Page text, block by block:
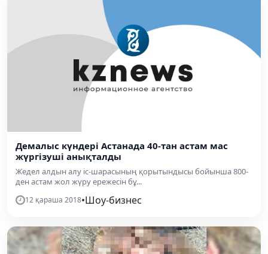
Демалыс күндері Астанада 40-тан астам мас
жүргізуші анықталды
Жедел алдын алу іс-шарасының қорытындысы бойынша 800-
ден астам жол жүру ережесін бұ...
12 қараша 2018•Шоу-бизнес